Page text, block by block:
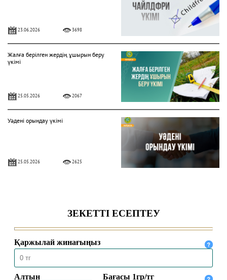
23.06.2026 3698
Жалға берілген жердің ұшырын беру
үкімі
25.05.2026 2067
Уәдені орындау үкімі
25.05.2026 2625
09.01.2026 10642
ФОЛЛОВЕР САНЫН АҚЫҒА
АРТТЫРУДЫҢ ҮКІМІ